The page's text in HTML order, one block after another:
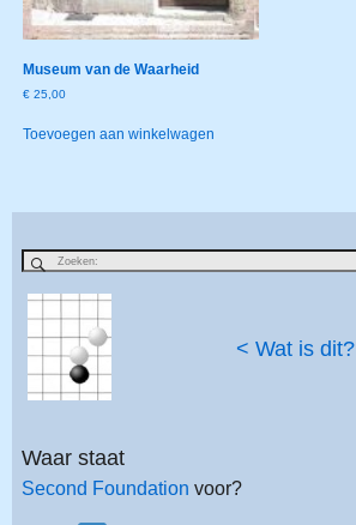
Museum van de Waarheid
€25,00
Toevoegen aan winkelwagen
< Wat is dit?
Waar staat
Second Foundation voor?